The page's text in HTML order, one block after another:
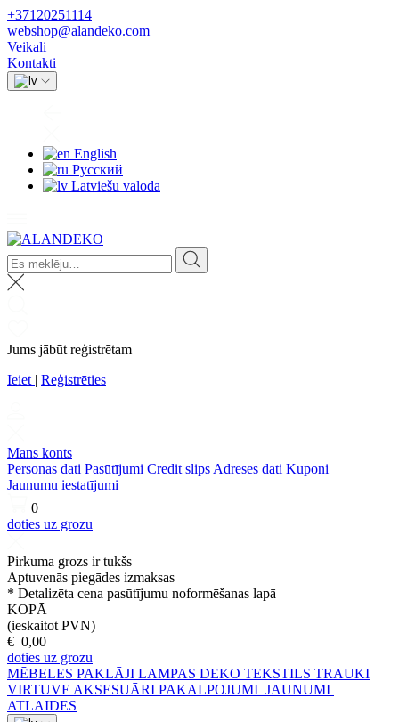
+37120251114
webshop@alandeko.com
Veikali
Kontakti
English
Русский
Latviešu valoda
Jums jābūt reģistrētam
Ieiet | Reģistrēties
Mans konts
Personas dati Pasūtījumi Credit slips Adreses dati Kuponi
Jaunumu iestatījumi
0
doties uz grozu
Pirkuma grozs ir tukšs
Aptuvenās piegādes izmaksas
* Detalizēta cena pasūtījumu noformēšanas lapā
KOPĀ
(ieskaitot PVN)
€ 0,00
doties uz grozu
MĒBELES PAKLĀJI LAMPAS DEKO TEKSTILS TRAUKI
VIRTUVE AKSESUĀRI PAKALPOJUMI JAUNUMI
ATLAIDES